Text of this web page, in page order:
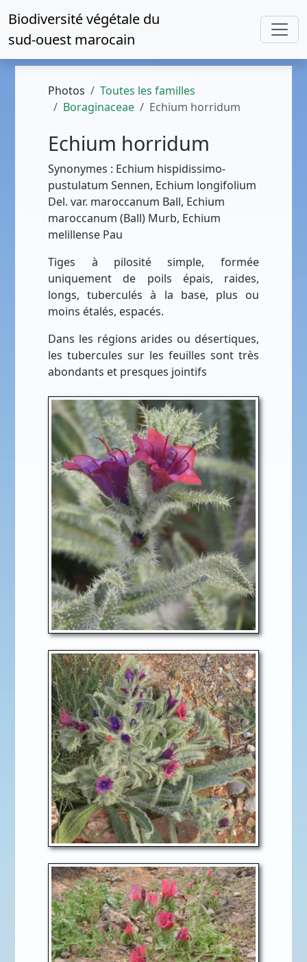
Biodiversité végétale du
sud-ouest marocain
Photos
Toutes les familles
Boraginaceae
Echium horridum
Echium horridum
Synonymes : Echium hispidissimo-
pustulatum Sennen, Echium longifolium
Del. var. maroccanum Ball, Echium
maroccanum (Ball) Murb, Echium
melillense Pau
Tiges à pilosité simple, formée
uniquement de poils épais, raides,
longs, tuberculés à la base, plus ou
moins étalés, espacés.
Dans les régions arides ou désertiques,
les tubercules sur les feuilles sont très
abondants et presques jointifs